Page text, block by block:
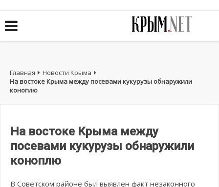
Главная
Новости Крыма
На востоке Крыма между посевами кукурузы обнаружили
коноплю
На востоке Крыма между
посевами кукурузы обнаружили
коноплю
В Советском районе был выявлен факт незаконного